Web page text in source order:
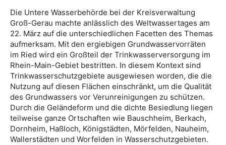
Die Untere Wasserbehörde bei der Kreisverwaltung
Groß-Gerau machte anlässlich des Weltwassertages am
22. März auf die unterschiedlichen Facetten des Themas
aufmerksam. Mit den ergiebigen Grundwasservorräten
im Ried wird ein Großteil der Trinkwasserversorgung im
Rhein-Main-Gebiet bestritten. In diesem Kontext sind
Trinkwasserschutzgebiete ausgewiesen worden, die die
Nutzung auf diesen Flächen einschränkt, um die Qualität
des Grundwassers vor Verunreinigungen zu schützen.
Durch die Geländeform und die dichte Besiedlung liegen
teilweise ganze Ortschaften wie Bauschheim, Berkach,
Dornheim, Haßloch, Königstädten, Mörfelden, Nauheim,
Wallerstädten und Worfelden in Wasserschutzgebieten.